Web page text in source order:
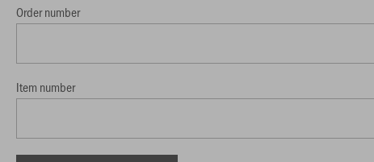
Order number
Item number